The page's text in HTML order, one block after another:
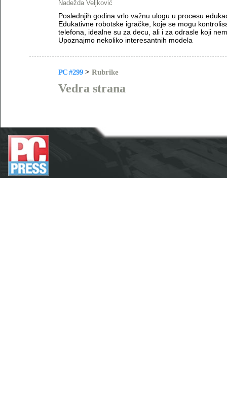
Nadežda Veljković
Poslednjih godina vrlo važnu ulogu u procesu
Edukativne robotske igračke, koje se mogu
telefona, idealne su za decu, ali i za odrasle koji
Upoznajmo nekoliko interesantnih modela
PC #299 > Rubrike
Vedra strana